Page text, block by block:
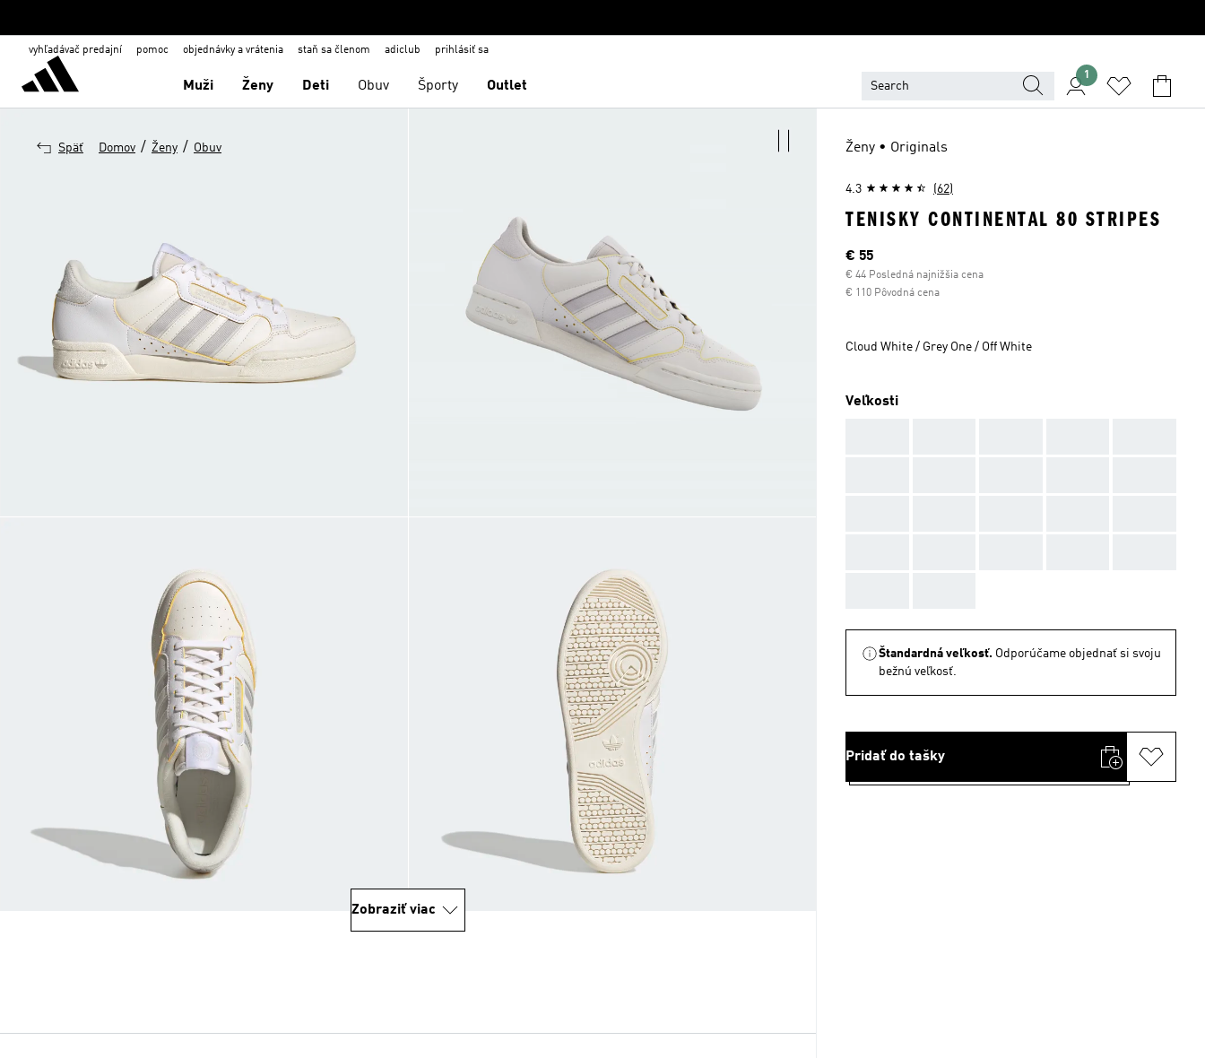
vyhľadávač predajní pomoc objednávky a vrátenia staň sa členom adiclub prihlásiť sa
Muži Ženy Deti Obuv Športy Outlet
1
Späť Domov / Ženy / Obuv
Zobraziť viac
Ženy • Originals
4.3 (62)
TENISKY CONTINENTAL 80 STRIPES
Aktuálna cena
€ 55
€ 44 Posledná najnižšia cena
€ 110 Pôvodná cena
Cloud White / Grey One / Off White
Veľkosti
Štandardná veľkosť. Odporúčame objednať si svoju
bežnú veľkosť.
Pridať do tašky